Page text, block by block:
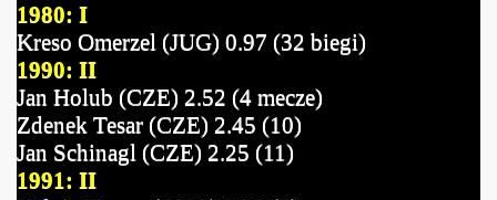
1980: I
Kreso Omerzel (JUG) 0.97 (32 biegi)
1990: II
Jan Holub (CZE) 2.52 (4 mecze)
Zdenek Tesar (CZE) 2.45 (10)
Jan Schinagl (CZE) 2.25 (11)
1991: II